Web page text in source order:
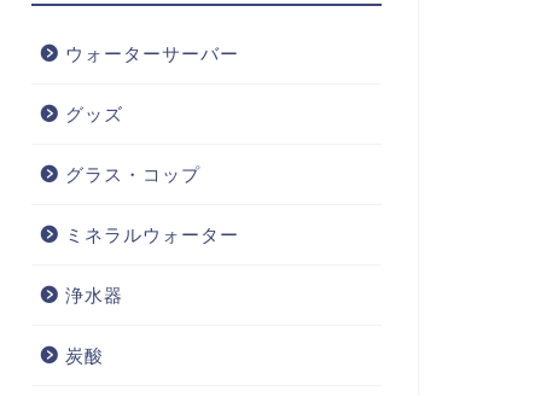
ウォーターサーバー
グッズ
グラス・コップ
ミネラルウォーター
浄水器
炭酸